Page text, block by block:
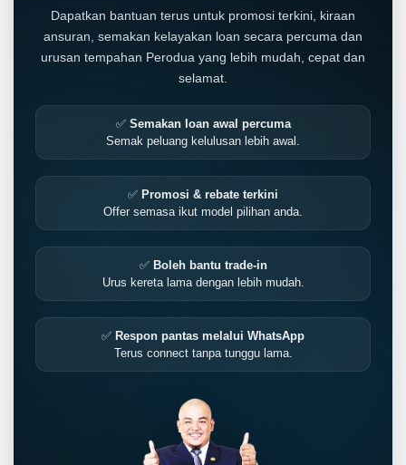
Dapatkan bantuan terus untuk promosi terkini, kiraan
ansuran, semakan kelayakan loan secara percuma dan
urusan tempahan Perodua yang lebih mudah, cepat dan
selamat.
✅ Semakan loan awal percuma
Semak peluang kelulusan lebih awal.
✅ Promosi & rebate terkini
Offer semasa ikut model pilihan anda.
✅ Boleh bantu trade-in
Urus kereta lama dengan lebih mudah.
✅ Respon pantas melalui WhatsApp
Terus connect tanpa tunggu lama.